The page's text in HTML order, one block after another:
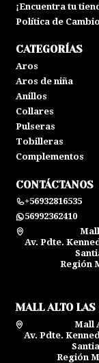
¡Encuentra tu
Política de
CATEGORÍAS
Aros
Aros de niña
Anillos
Collares
Pulseras
Tobilleras
Complementos
CONTÁCTANOS
+56932816535
56992362410
Av. Pdte.
Región
MALL ALTO LAS
Mall
Av. Pdte.
Región